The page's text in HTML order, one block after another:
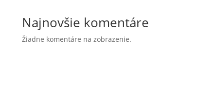
Najnovšie komentáre
Žiadne komentáre na zobrazenie.